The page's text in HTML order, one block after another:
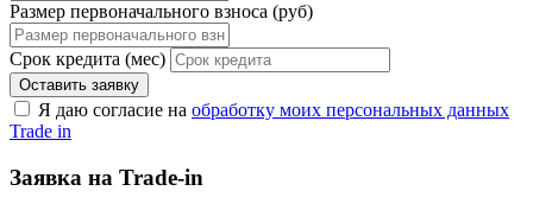
Размер первоначального взноса (руб)
Срок кредита (мес)
Оставить заявку
Я даю согласие на обработку моих персональных данных
Trade in
Заявка на Trade-in